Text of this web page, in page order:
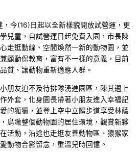
，今(16)日起以全新樣貌開放試營運，更
兒童，自試營運日起免費入園，市長陳
走逛動線、空間煥然一新的動物園，並
顧動保教育，富有不一樣的意義，目前
質、讓動物重新適應人群。
朋友迫不及待排隊湧進園區，陳其邁上
外套，化身園長帶著小朋友進入幸福記
的狐獴，並登上空中立體步道享受林蔭
鳥瞰整個動物園的居住環境，觀賞新夥
活動，沿途也走逛友善動物區、猿猴家
動物合影留念，重溫兒時回憶。